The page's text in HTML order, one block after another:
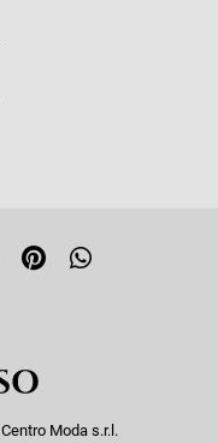
Moda s.r.l.